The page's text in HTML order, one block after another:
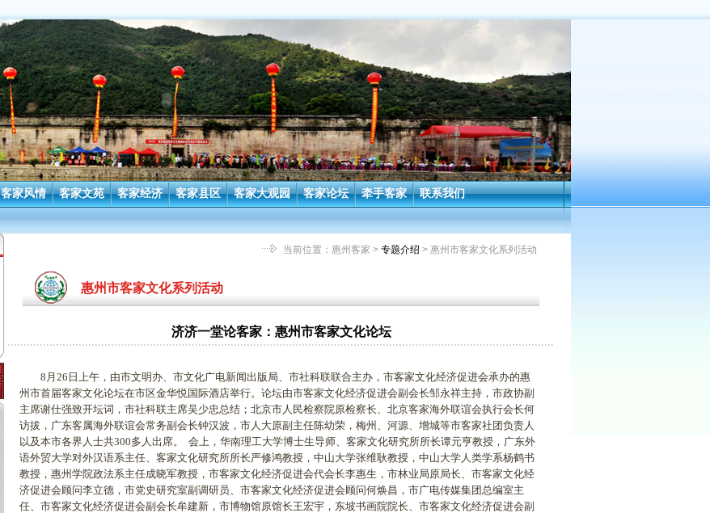
客家风情 客家文苑 客家经济 客家县区 客家大观园 客家论坛 牵手客家 联系我们
当前位置：惠州客家 >专题介绍 > 惠州市客家文化系列活动
惠州市客家文化系列活动
济济一堂论客家：惠州市客家文化论坛
8月26日上午，由市文明办、市文化广电新闻出版局、市社科联联合主办，市客家文化经济促进会承办的惠
州市首届客家文化论坛在市区金华悦国际酒店举行。论坛由市客家文化经济促进会副会长邹永祥主持，市政协副
主席谢仕强致开坛词，市社科联主席吴少忠总结；北京市人民检察院原检察长、北京客家海外联谊会执行会长何
访拔，广东客属海外联谊会常务副会长钟汉波，市人大原副主任陈幼荣，梅州、河源、增城等市客家社团负责人
以及本市各界人士共300多人出席。 会上，华南理工大学博士生导师、客家文化研究所所长谭元亨教授，广东外
语外贸大学对外汉语系主任、客家文化研究所所长严修鸿教授，中山大学张维耿教授，中山大学人类学系杨鹤书
教授，惠州学院政法系主任成晓军教授，市客家文化经济促进会代会长李惠生，市林业局原局长、市客家文化经
济促进会顾问李立德，市党史研究室副调研员、市客家文化经济促进会顾问何焕昌，市广电传媒集团总编室主
任、市客家文化经济促进会副会长牟建新，市博物馆原馆长王宏宇，东坡书画院院长、市客家文化经济促进会副